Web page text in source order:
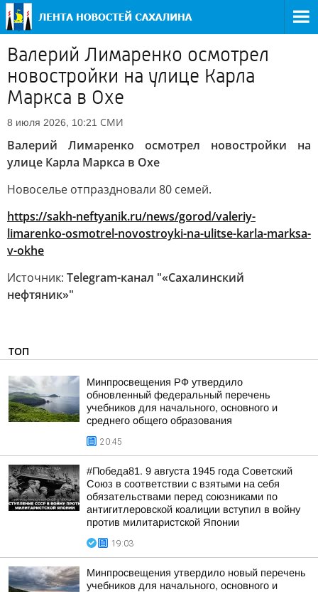
Валерий Лимаренко осмотрел
новостройки на улице Карла
Маркса в Охе
8 июля 2026, 10:21 СМИ
Валерий Лимаренко осмотрел новостройки на
улице Карла Маркса в Охе
Новоселье отпраздновали 80 семей.
https://sakh-neftyanik.ru/news/gorod/valeriy-
limarenko-osmotrel-novostroyki-na-ulitse-karla-marksa-
v-okhe
Источник: Telegram-канал "«Сахалинский
нефтяник»"
ТОП
Минпросвещения РФ утвердило
обновленный федеральный перечень
учебников для начального, основного и
среднего общего образования
20:45
#Победа81. 9 августа 1945 года Советский
Союз в соответствии с взятыми на себя
обязательствами перед союзниками по
антигитлеровской коалиции вступил в войну
против милитаристской Японии
19:03
Минпросвещения утвердило новый перечень
учебников для начального, основного и